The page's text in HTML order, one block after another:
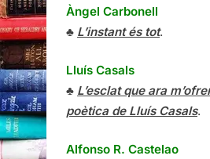
Àngel Carbonell
♣ L’instant és tot.
Lluís Casals
♣ L’esclat que ara
poètica de Lluís Casals.
Alfonso R. Castelao